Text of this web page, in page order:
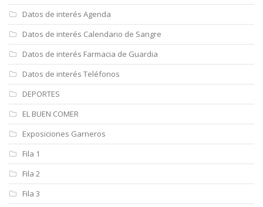
Datos de interés Agenda
Datos de interés Calendario de Sangre
Datos de interés Farmacia de Guardia
Datos de interés Teléfonos
DEPORTES
EL BUEN COMER
Exposiciones Garneros
Fila 1
Fila 2
Fila 3